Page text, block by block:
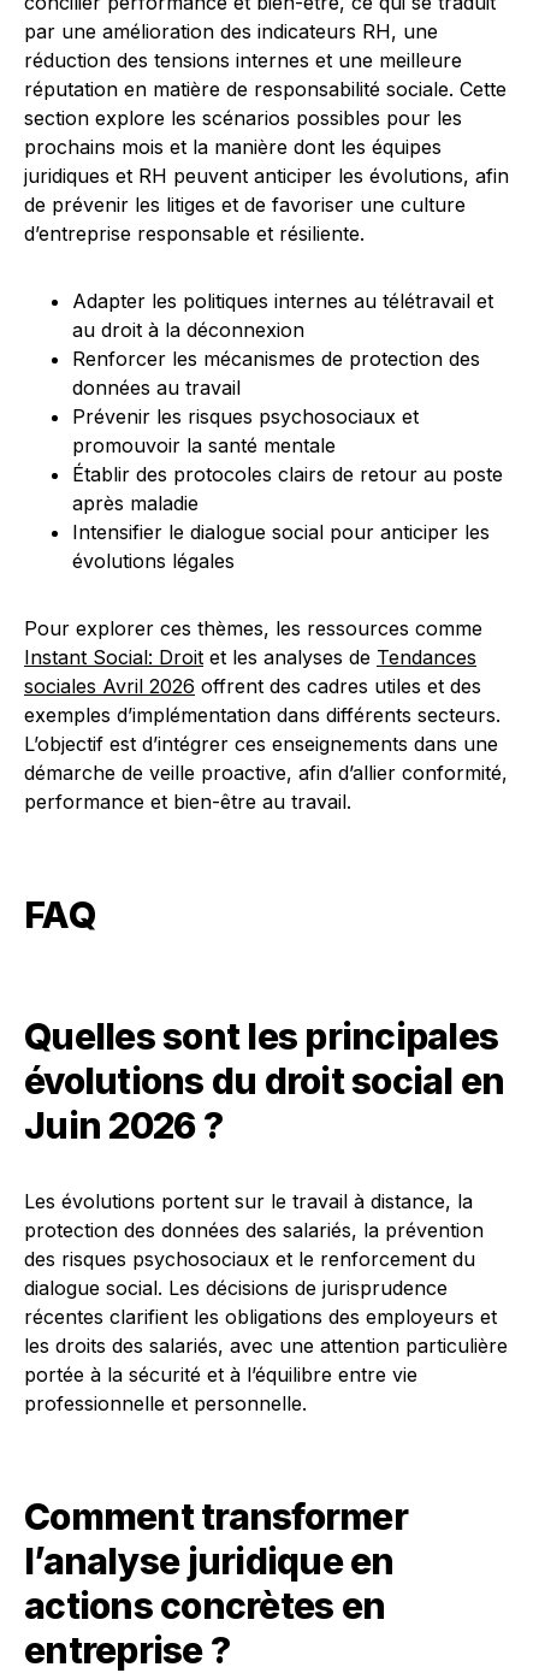
par une amélioration des indicateurs RH, une
réduction des tensions internes et une meilleure
réputation en matière de responsabilité sociale. Cette
section explore les scénarios possibles pour les
prochains mois et la manière dont les équipes
juridiques et RH peuvent anticiper les évolutions, afin
de prévenir les litiges et de favoriser une culture
d’entreprise responsable et résiliente.
Adapter les politiques internes au télétravail et
au droit à la déconnexion
Renforcer les mécanismes de protection des
données au travail
Prévenir les risques psychosociaux et
promouvoir la santé mentale
Établir des protocoles clairs de retour au poste
après maladie
Intensifier le dialogue social pour anticiper les
évolutions légales
Pour explorer ces thèmes, les ressources comme
Instant Social: Droit et les analyses de Tendances
sociales Avril 2026 offrent des cadres utiles et des
exemples d’implémentation dans différents secteurs.
L’objectif est d’intégrer ces enseignements dans une
démarche de veille proactive, afin d’allier conformité,
performance et bien-être au travail.
FAQ
Quelles sont les principales
évolutions du droit social en
Juin 2026 ?
Les évolutions portent sur le travail à distance, la
protection des données des salariés, la prévention
des risques psychosociaux et le renforcement du
dialogue social. Les décisions de jurisprudence
récentes clarifient les obligations des employeurs et
les droits des salariés, avec une attention particulière
portée à la sécurité et à l’équilibre entre vie
professionnelle et personnelle.
Comment transformer
l’analyse juridique en
actions concrètes en
entreprise ?